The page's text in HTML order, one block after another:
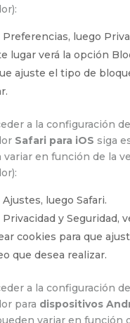
Preferencias, luego
lugar verá la opción
ajuste el tipo de
a la configuración
Safari para iOS siga
variar en función de la
Ajustes, luego Safari.
Privacidad y Seguridad,
cookies para que
que desea realizar.
a la configuración
para dispositivos
variar en función